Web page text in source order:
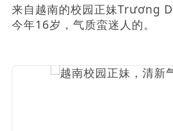
来自越南的校园正妹Trương
今年16岁，气质蛮迷人的。